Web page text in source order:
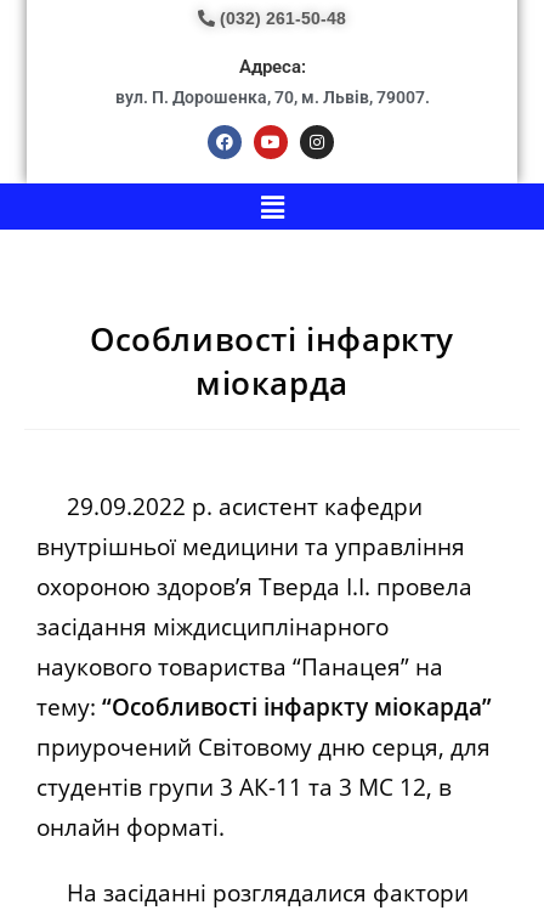
(032) 261-50-48
Адреса:
вул. П. Дорошенка, 70, м. Львів, 79007.
Особливості інфаркту
міокарда
29.09.2022 р. асистент кафедри
внутрішньої медицини та управління
охороною здоров’я Тверда І.І. провела
засідання міждисциплінарного
наукового товариства “Панацея” на
тему: “Особливості інфаркту міокарда”
приурочений Світовому дню серця, для
студентів групи 3 АК-11 та 3 МС 12, в
онлайн форматі.
На засіданні розглядалися фактори